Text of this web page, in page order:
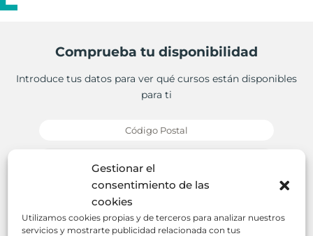
Gestionar el
consentimiento de las
cookies
Utilizamos cookies propias y de terceros para analizar nuestros
servicios y mostrarte publicidad relacionada con tus
Comprueba tu disponibilidad
Introduce tus datos para ver qué cursos están disponibles
para ti
BUSCAR